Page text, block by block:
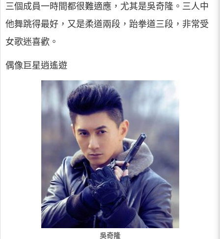
三個成員一時間都很難適應，尤其是吳奇隆。三人中
他舞跳得最好，又是柔道兩段，跆拳道三段，非常受
女歌迷喜歡。
偶像巨星逍遙遊
吳奇隆